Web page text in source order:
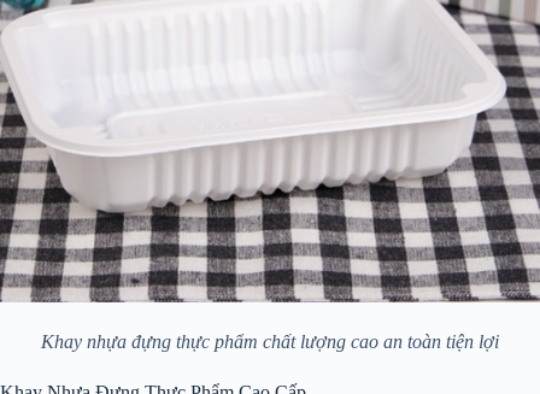
Khay nhựa đựng thực phẩm chất lượng cao an toàn tiện lợi